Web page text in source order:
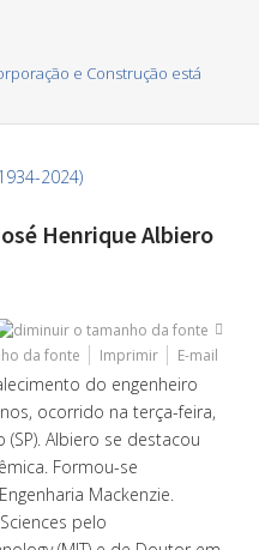
e Construção está
Henrique Albiero
Imprimir
E-mail
do engenheiro
ocorrido na terça-feira,
Albiero se destacou
Formou-se
Mackenzie.
pelo